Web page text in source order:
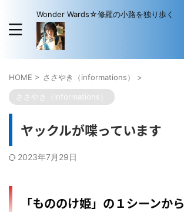
Wonder Wards☆修羅の小路を独り歩く
HOME > ささやき（informations） >
ささやき（informations）
ヤックルが喋っています
2023年7月29日
「もののけ姫」の１シーンから